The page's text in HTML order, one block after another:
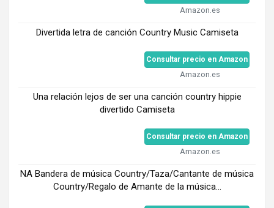
Amazon.es
Divertida letra de canción Country Music Camiseta
Consultar precio en Amazon
Amazon.es
Una relación lejos de ser una canción country hippie
divertido Camiseta
Consultar precio en Amazon
Amazon.es
NA Bandera de música Country/Taza/Cantante de música
Country/Regalo de Amante de la música...